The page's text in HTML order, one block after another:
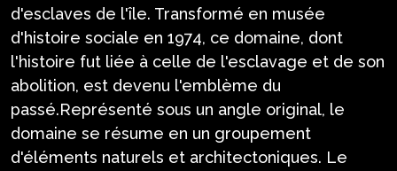
d'esclaves de l'île. Transformé en musée
d'histoire sociale en 1974, ce domaine, dont
l'histoire fut liée à celle de l'esclavage et de son
abolition, est devenu l'emblème du
passé.Représenté sous un angle original, le
domaine se résume en un groupement
d'éléments naturels et architectoniques. Le